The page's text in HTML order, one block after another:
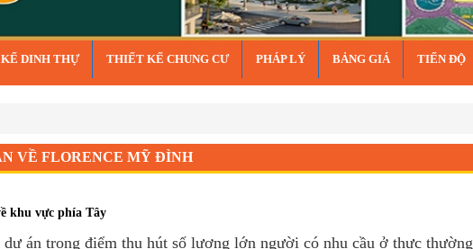
DINH THỰ THIẾT KẾ CHUNG CƯ PHÁP LÝ BẢNG GIÁ TIẾN ĐỘ
Florence Mỹ Đình
VỀ FLORENCE MỸ ĐÌNH
khu vực phía Tây
án trọng điểm thu hút số lượng lớn người có nhu cầu ở thực thường